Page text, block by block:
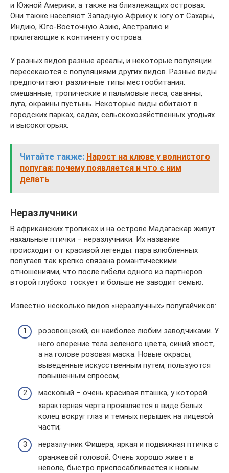
и Южной Америки, а также на близлежащих островах.
Они также населяют Западную Африку к югу от Сахары,
Индию, Юго-Восточную Азию, Австралию и
прилегающие к континенту острова.
У разных видов разные ареалы, и некоторые популяции
пересекаются с популяциями других видов. Разные виды
предпочитают различные типы местообитания:
смешанные, тропические и пальмовые леса, саванны,
луга, окраины пустынь. Некоторые виды обитают в
городских парках, садах, сельскохозяйственных угодьях
и высокогорьях.
Читайте также: Нарост на клюве у волнистого
попугая: почему появляется и что с ним
делать
Неразлучники
В африканских тропиках и на острове Мадагаскар живут
нахальные птички – неразлучники. Их название
происходит от красивой легенды: пара влюбленных
попугаев так крепко связана романтическими
отношениями, что после гибели одного из партнеров
второй глубоко тоскует и больше не заводит семью.
Известно несколько видов «неразлучных» попугайчиков:
розовощекий, он наиболее любим заводчиками. У
него оперение тела зеленого цвета, синий хвост,
а на голове розовая маска. Новые окрасы,
выведенные искусственным путем, пользуются
повышенным спросом;
масковый – очень красивая пташка, у которой
характерная черта проявляется в виде белых
колец вокруг глаз и темных перышек на лицевой
части;
неразлучник Фишера, яркая и подвижная птичка с
оранжевой головой. Очень хорошо живет в
неволе, быстро приспосабливается к новым